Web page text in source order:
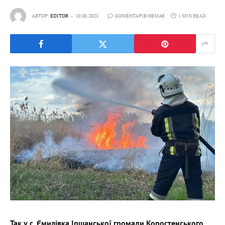
АВТОР:EDITOR 10.08.2025 КОМЕНТАРІВ НЕМАЄ 1 MIN READ
Так у с. Ємилівка Іршанської громади Коростенського